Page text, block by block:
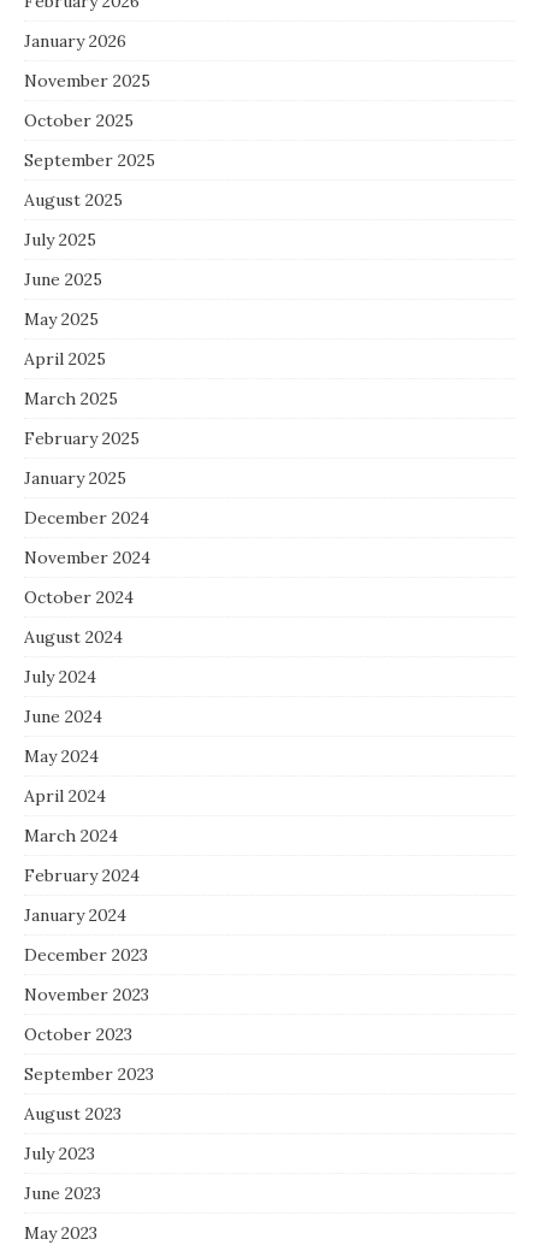
January 2026
November 2025
October 2025
September 2025
August 2025
July 2025
June 2025
May 2025
April 2025
March 2025
February 2025
January 2025
December 2024
November 2024
October 2024
August 2024
July 2024
June 2024
May 2024
April 2024
March 2024
February 2024
January 2024
December 2023
November 2023
October 2023
September 2023
August 2023
July 2023
June 2023
May 2023